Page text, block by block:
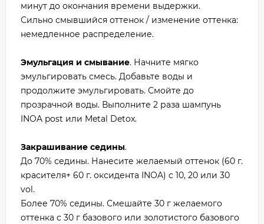
минут до окончания времени выдержки.
Сильно смывшийся оттенок / изменение оттенка:
немедленное распределение.
Эмульгация и смывание. Начните мягко
эмульгировать смесь. Добавьте воды и
продолжите эмульгировать. Смойте до
прозрачной воды. Выполните 2 раза шампунь
INOA post или Metal Detox.
Закрашивание седины.
До 70% седины. Нанесите желаемый оттенок (60 г.
красителя+ 60 г. оксидента INOA) c 10, 20 или 30
vol.
Более 70% седины. Смешайте 30 г желаемого
оттенка с 30 г базового или золотистого базового